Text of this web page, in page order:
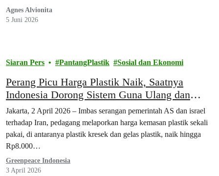
Agnes Alvionita
5 Juni 2026
Siaran Pers PantangPlastik Sosial dan Ekonomi
Perang Picu Harga Plastik Naik, Saatnya
Indonesia Dorong Sistem Guna Ulang dan
Lepas dari Ketergantungan Bahan Bakar Fosil
Jakarta, 2 April 2026 – Imbas serangan pemerintah AS dan israel
terhadap Iran, pedagang melaporkan harga kemasan plastik sekali
pakai, di antaranya plastik kresek dan gelas plastik, naik hingga
Rp8.000…
Greenpeace Indonesia
3 April 2026